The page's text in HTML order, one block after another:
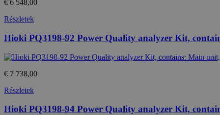
€ 6 548,00
Részletek
Hioki PQ3198-92 Power Quality analyzer Kit,
€ 7 738,00
Részletek
Hioki PQ3198-94 Power Quality analyzer Kit,
_gat
Google
.htest.hu
.htest.hu
loadedFromBrowserCache